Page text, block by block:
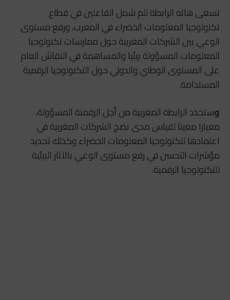
تسعى هاته الرابطة للم شمل الفاعلين في قطاع
تكنولوجيا المعلومات الخضراء في المغرب، ورفع مستوى
الوعي بين الشركات المغربية حول ممارسات تكنولوجيا
المعلومات المسؤولة بيئيا والمساهمة في النقاش العام
على المستوى الوطني والدولي حول التكنولوجيا الرقمية
المستدامة.
وستحدد الرابطة المغربية من أجل الرقمنة المسؤولة،
معيارا معينا لقياس مدى نضج الشركات المغربية في
اعتمادها لتكنولوجيا المعلومات الخضراء وكذلك تحديد
مؤشرات التحسن في رفع مستوى الوعي بالآثار البيئية
للتكنولوجيا الرقمية.